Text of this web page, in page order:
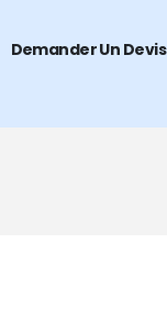
Demander Un Devis